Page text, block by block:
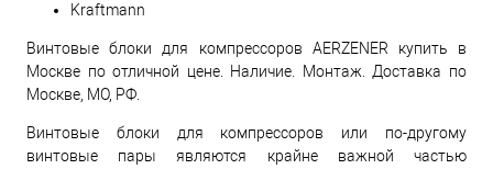
Kraftmann
Винтовые блоки для компрессоров AERZENER купить в
Москве по отличной цене. Наличие. Монтаж. Доставка по
Москве, МО, РФ.
Винтовые блоки для компрессоров или по-другому
винтовые пары являются крайне важной частью